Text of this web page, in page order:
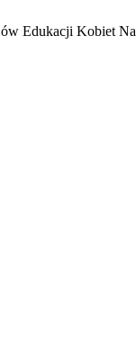
Edukacji Kobiet